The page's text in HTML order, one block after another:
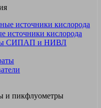
источники кислорода
СИПАП и НИВЛ
и пикфлуометры